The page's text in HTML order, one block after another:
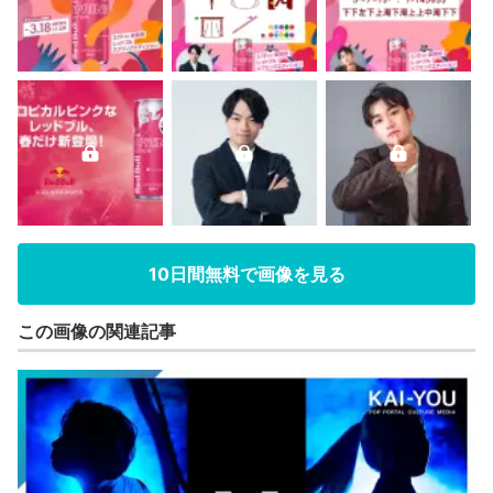
10日間無料で画像を見る
この画像の関連記事